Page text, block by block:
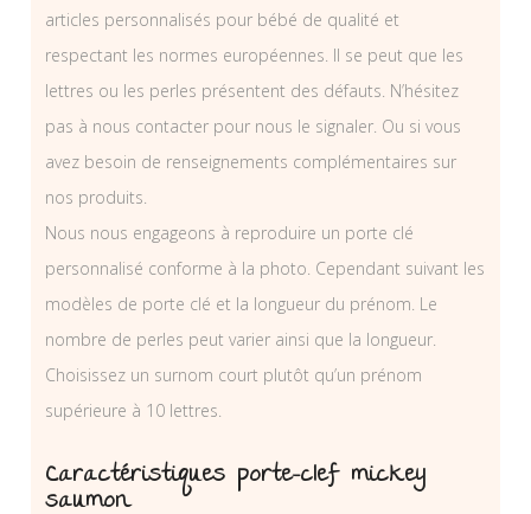
articles personnalisés pour bébé de qualité et
respectant les normes européennes. Il se peut que les
lettres ou les perles présentent des défauts. N’hésitez
pas à nous contacter pour nous le signaler. Ou si vous
avez besoin de renseignements complémentaires sur
nos produits.
Nous nous engageons à reproduire un porte clé
personnalisé conforme à la photo. Cependant suivant les
modèles de porte clé et la longueur du prénom. Le
nombre de perles peut varier ainsi que la longueur.
Choisissez un surnom court plutôt qu’un prénom
supérieure à 10 lettres.
Caractéristiques porte-clef mickey
saumon